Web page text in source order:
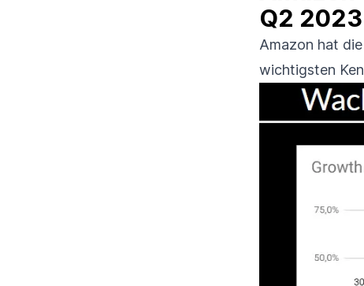
Q2 2023
Amazon hat
wichtigsten